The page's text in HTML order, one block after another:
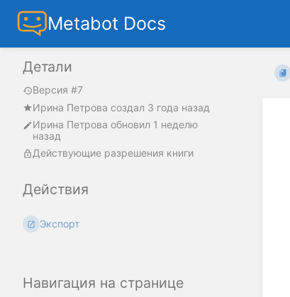
Metabot Docs
Навигация на странице
Детали
Версия #7
Ирина Петрова создал 3 года назад
Ирина Петрова обновил 1 неделю
назад
Действующие разрешения книги
Действия
Экспорт